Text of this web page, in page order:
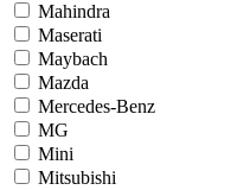
Mahindra
Maserati
Maybach
Mazda
Mercedes-Benz
MG
Mini
Mitsubishi